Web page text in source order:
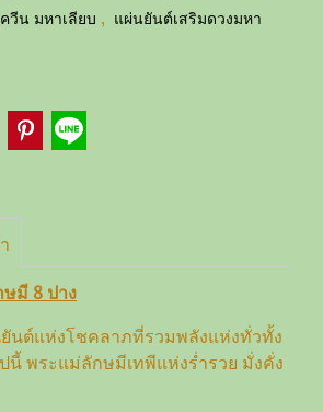
วีน มหาเลียบ ,
แผ่นยันต์เสริมดวงมหา
มี 8 ปาง
นต์แห่งโชคลาภที่รวมพลังแห่งทั่วทั้ง
นี้ พระแม่ลักษมีเทพีแห่งร่ำรวย มั่งคั่ง